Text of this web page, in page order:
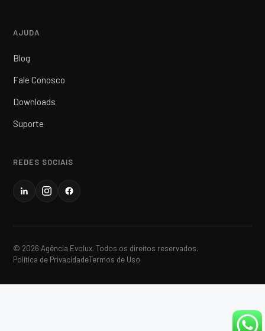
AJUDA
Blog
Fale Conosco
Downloads
Suporte
REDES SOCIAIS
© 2026 Agência Evolux. Todos os direitos reservados.
Política de PrivacidadeTermos de Uso